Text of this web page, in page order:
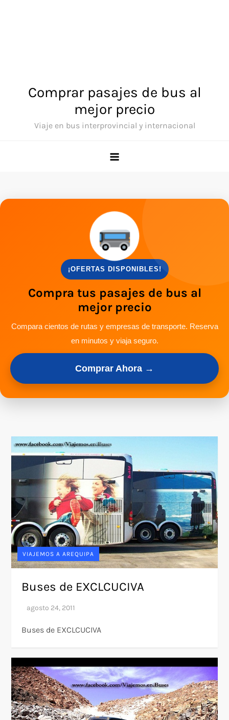
Comprar pasajes de bus al
mejor precio
Viaje en bus interprovincial y internacional
¡OFERTAS DISPONIBLES!
Compra tus pasajes de bus al
mejor precio
Compara cientos de rutas y empresas de transporte. Reserva
en minutos y viaja seguro.
Comprar Ahora →
VIAJEMOS A AREQUIPA
Buses de EXCLCUCIVA
Buses de EXCLCUCIVA